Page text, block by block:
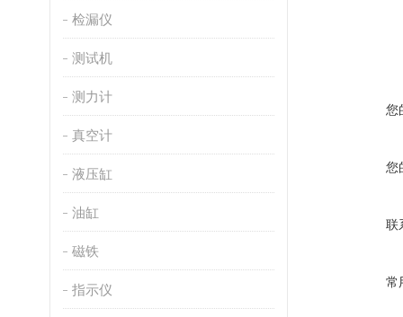
检漏仪
测试机
测力计
真空计
液压缸
油缸
磁铁
指示仪
您
您
联
常